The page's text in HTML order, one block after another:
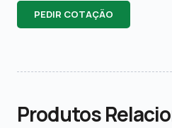
PEDIR COTAÇÃO
Produtos